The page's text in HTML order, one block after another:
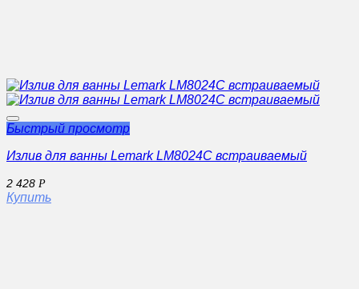
Быстрый просмотр
Излив для ванны Lemark LM8024С встраиваемый
2 428 Р
Купить